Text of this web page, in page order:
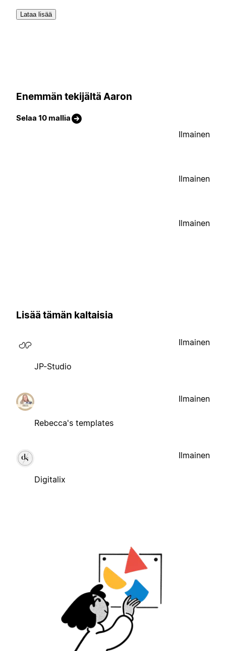
Lataa lisää
Enemmän tekijältä Aaron
Selaa 10 mallia
Ilmainen
Ilmainen
Ilmainen
Lisää tämän kaltaisia
JP-Studio
Ilmainen
Rebecca's templates
Ilmainen
Digitalix
Ilmainen